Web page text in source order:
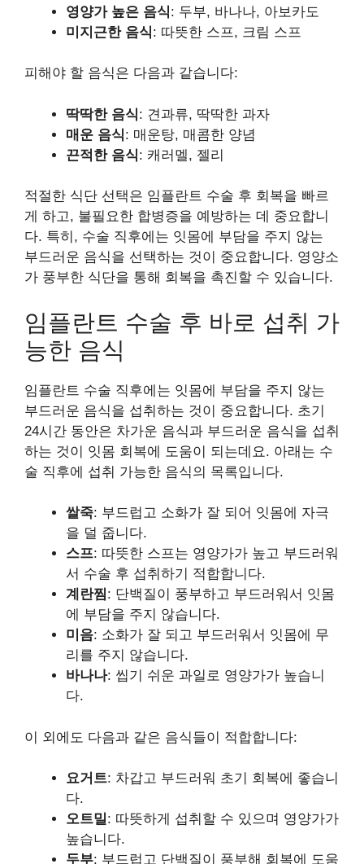
영양가 높은 음식: 두부, 바나나, 아보카도
미지근한 음식: 따뜻한 스프, 크림 스프
피해야 할 음식은 다음과 같습니다:
딱딱한 음식: 견과류, 딱딱한 과자
매운 음식: 매운탕, 매콤한 양념
끈적한 음식: 캐러멜, 젤리
적절한 식단 선택은 임플란트 수술 후 회복을 빠르
게 하고, 불필요한 합병증을 예방하는 데 중요합니
다. 특히, 수술 직후에는 잇몸에 부담을 주지 않는
부드러운 음식을 선택하는 것이 중요합니다. 영양소
가 풍부한 식단을 통해 회복을 촉진할 수 있습니다.
임플란트 수술 후 바로 섭취 가
능한 음식
임플란트 수술 직후에는 잇몸에 부담을 주지 않는
부드러운 음식을 섭취하는 것이 중요합니다. 초기
24시간 동안은 차가운 음식과 부드러운 음식을 섭취
하는 것이 잇몸 회복에 도움이 되는데요. 아래는 수
술 직후에 섭취 가능한 음식의 목록입니다.
쌀죽: 부드럽고 소화가 잘 되어 잇몸에 자극
을 덜 줍니다.
스프: 따뜻한 스프는 영양가가 높고 부드러워
서 수술 후 섭취하기 적합합니다.
계란찜: 단백질이 풍부하고 부드러워서 잇몸
에 부담을 주지 않습니다.
미음: 소화가 잘 되고 부드러워서 잇몸에 무
리를 주지 않습니다.
바나나: 씹기 쉬운 과일로 영양가가 높습니
다.
이 외에도 다음과 같은 음식들이 적합합니다:
요거트: 차갑고 부드러워 초기 회복에 좋습니
다.
오트밀: 따뜻하게 섭취할 수 있으며 영양가가
높습니다.
두부: 부드럽고 단백질이 풍부해 회복에 도움